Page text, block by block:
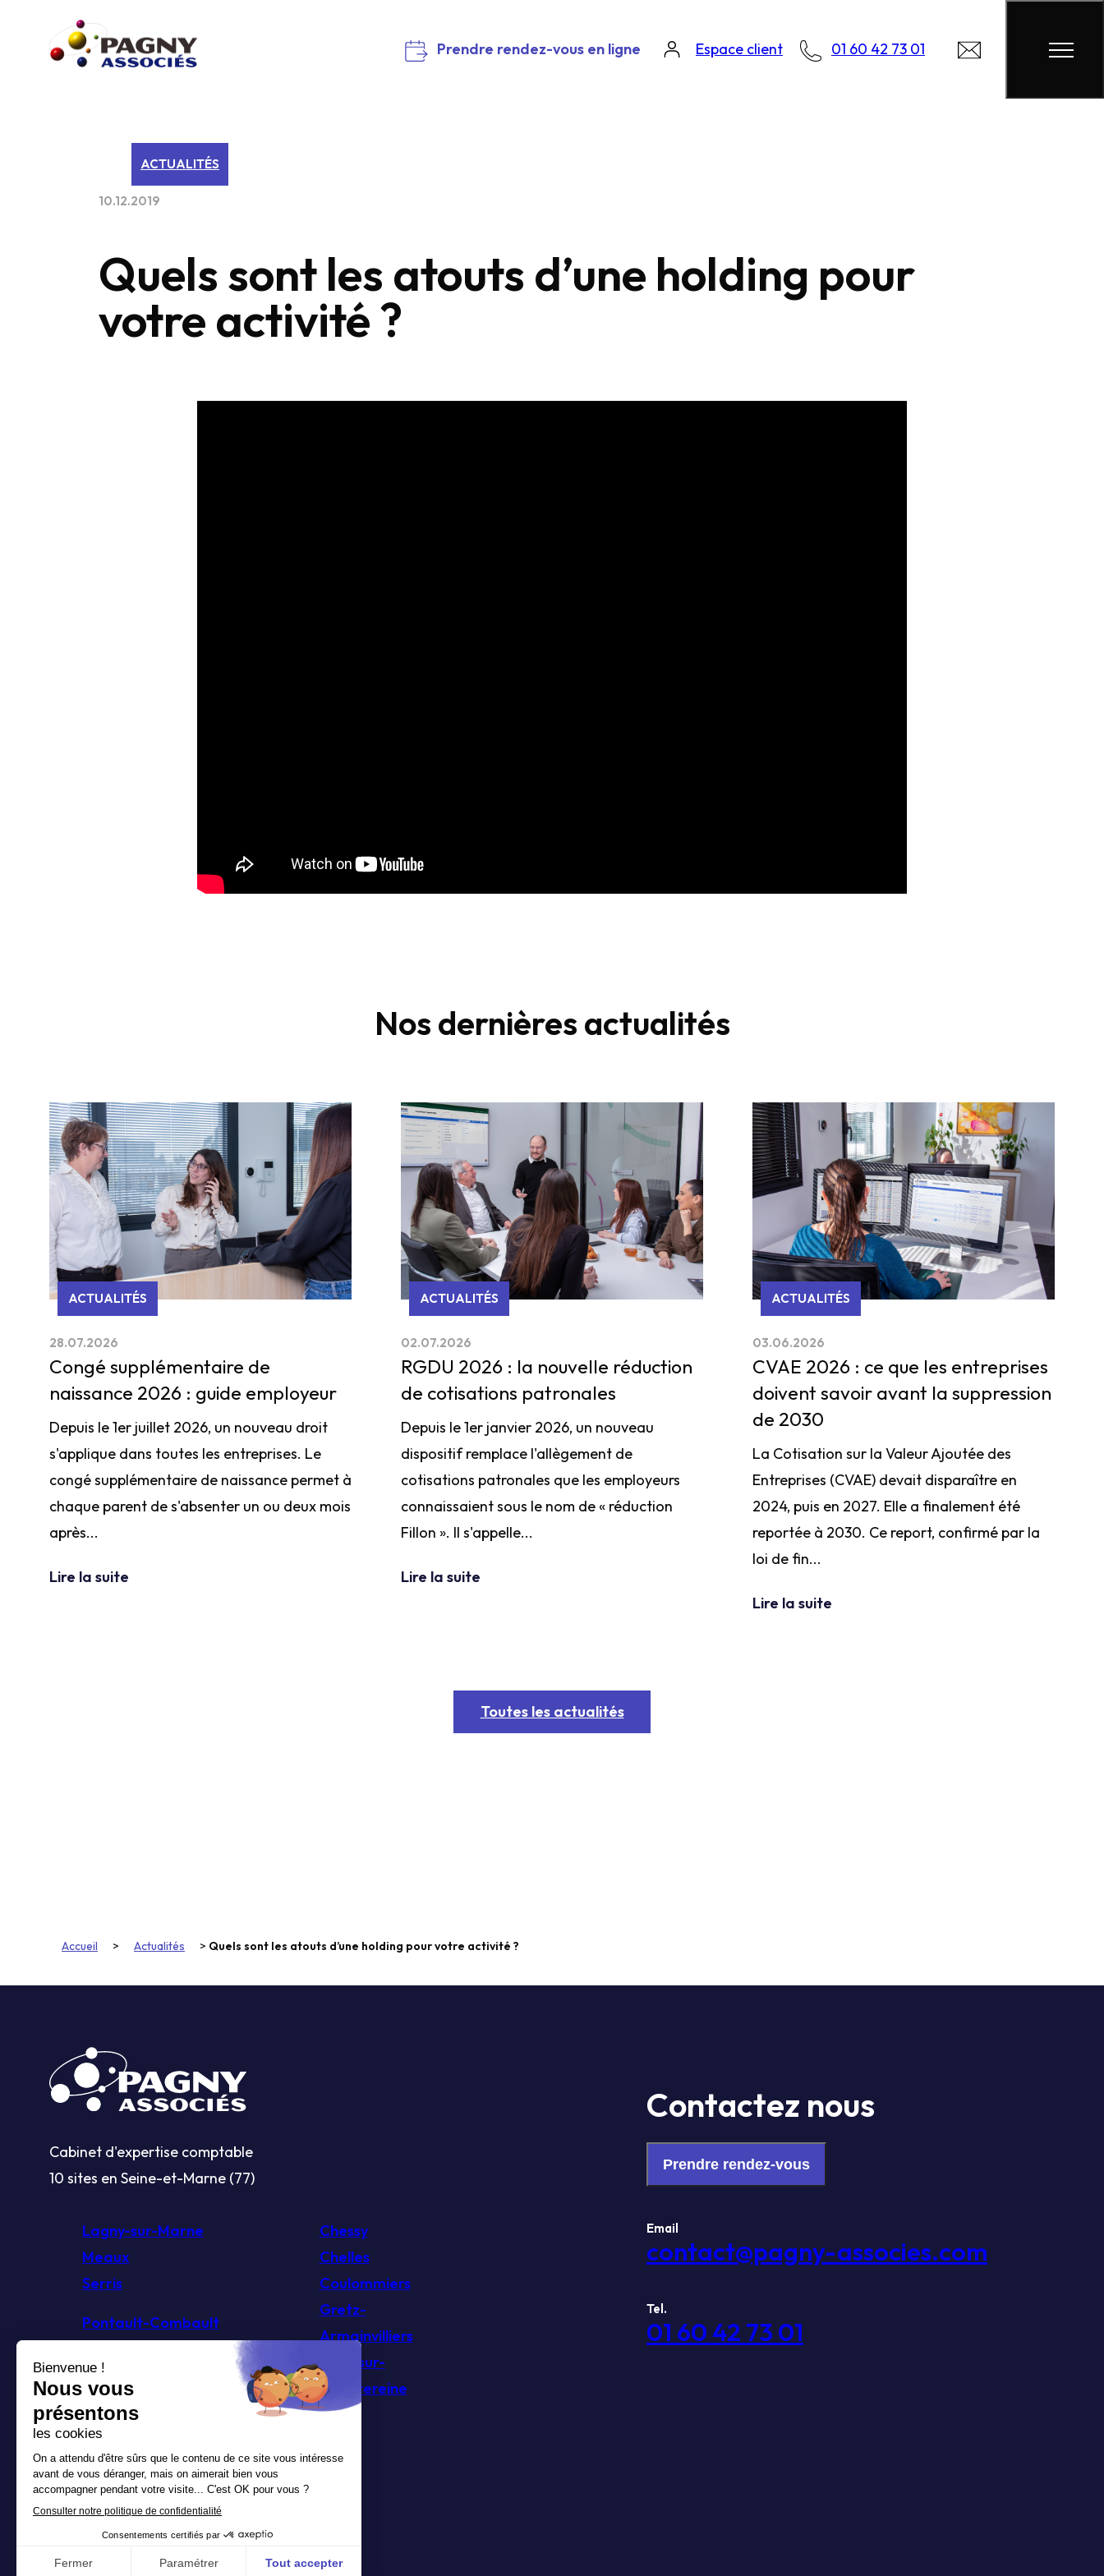
Prendre rendez-vous en ligne Espace client 01 60 42 73 01
ACTUALITÉS
10.12.2019
Quels sont les atouts d’une holding pour
votre activité ?
Nos dernières actualités
ACTUALITÉS
28.07.2026
Congé supplémentaire de
naissance 2026 : guide employeur
Depuis le 1er juillet 2026, un nouveau droit
s'applique dans toutes les entreprises. Le
congé supplémentaire de naissance permet à
chaque parent de s'absenter un ou deux mois
après...
Lire la suite
ACTUALITÉS
02.07.2026
RGDU 2026 : la nouvelle réduction
de cotisations patronales
Depuis le 1er janvier 2026, un nouveau
dispositif remplace l'allègement de
cotisations patronales que les employeurs
connaissaient sous le nom de « réduction
Fillon ». Il s'appelle...
Lire la suite
ACTUALITÉS
03.06.2026
CVAE 2026 : ce que les entreprises
doivent savoir avant la suppression
de 2030
La Cotisation sur la Valeur Ajoutée des
Entreprises (CVAE) devait disparaître en
2024, puis en 2027. Elle a finalement été
reportée à 2030. Ce report, confirmé par la
loi de fin...
Lire la suite
Toutes les actualités
Accueil > Actualités > Quels sont les atouts d’une holding pour votre activité ?
Cabinet d'expertise comptable
10 sites en Seine-et-Marne (77)
Lagny-sur-Marne
Chessy
Meaux
Chelles
Serris
Coulommiers
Pontault-Combault
Gretz-
Armainvilliers
Champs-sur-Marne
Brou-sur-
Chantereine
Contactez nous
Prendre rendez-vous
Email
contact@pagny-associes.com
Tel.
01 60 42 73 01